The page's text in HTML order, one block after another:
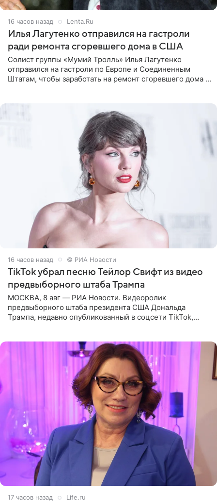
16 часов назад Lenta.Ru
Илья Лагутенко отправился на гастроли
ради ремонта сгоревшего дома в США
Солист группы «Мумий Тролль» Илья Лагутенко
отправился на гастроли по Европе и Соединенным
Штатам, чтобы заработать на ремонт сгоревшего дома в
16 часов назад © РИА Новости
TikTok убрал песню Тейлор Свифт из видео
предвыборного штаба Трампа
МОСКВА, 8 авг — РИА Новости. Видеоролик
предвыборного штаба президента США Дональда
Трампа, недавно опубликованный в соцсети TikTok,
17 часов назад Life.ru